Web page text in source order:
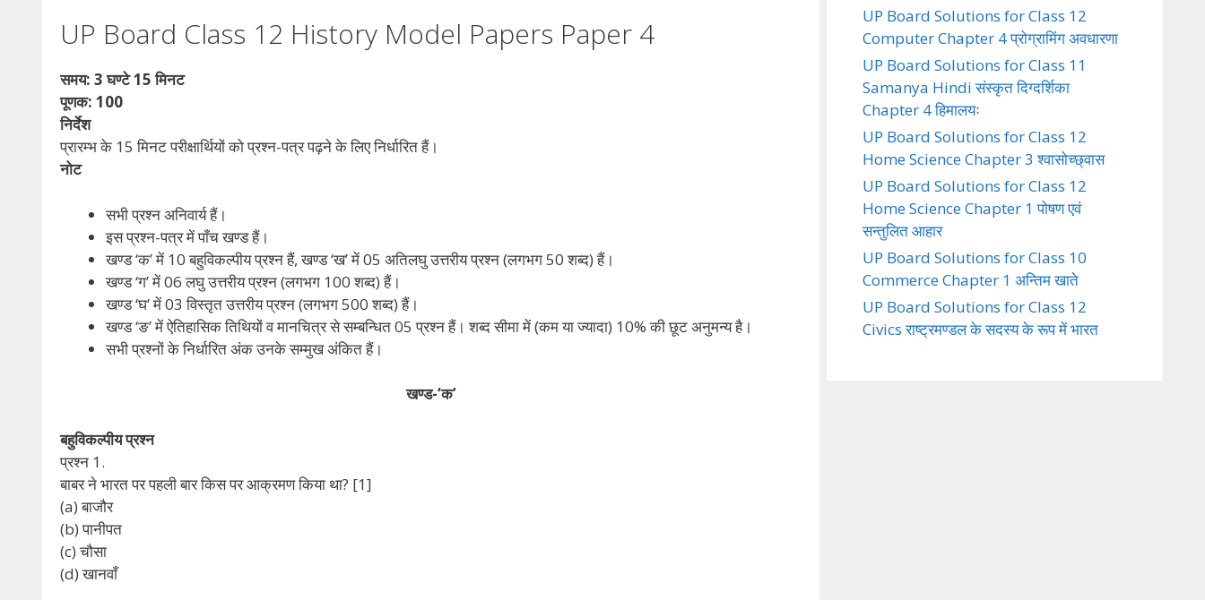
UP Board Class 12 History Model Papers Paper 4
समय: 3 घण्टे 15 मिनट
पूणक: 100
निर्देश
प्रारम्भ के 15 मिनट परीक्षार्थियों को प्रश्न-पत्र पढ़ने के लिए निर्धारित हैं।
नोट
सभी प्रश्न अनिवार्य हैं।
इस प्रश्न-पत्र में पाँच खण्ड हैं।
खण्ड ‘क’ में 10 बहुविकल्पीय प्रश्न हैं, खण्ड ‘ख’ में 05 अतिलघु उत्तरीय प्रश्न (लगभग 50 शब्द) हैं।
खण्ड ‘ग’ में 06 लघु उत्तरीय प्रश्न (लगभग 100 शब्द) हैं।
खण्ड ‘घ’ में 03 विस्तृत उत्तरीय प्रश्न (लगभग 500 शब्द) हैं।
खण्ड ‘ङ’ में ऐतिहासिक तिथियों व मानचित्र से सम्बन्धित 05 प्रश्न हैं। शब्द सीमा में (कम या ज्यादा) 10% की छूट अनुमन्य है।
सभी प्रश्नों के निर्धारित अंक उनके सम्मुख अंकित हैं।
खण्ड-‘क’
बहुविकल्पीय प्रश्न
प्रश्न 1.
बाबर ने भारत पर पहली बार किस पर आक्रमण किया था? [1]
(a) बाजौर
(b) पानीपत
(c) चौसा
(d) खानवाँ
UP Board Solutions for Class 12
Computer Chapter 4 प्रोग्रामिंग अवधारणा
UP Board Solutions for Class 11
Samanya Hindi संस्कृत दिग्दर्शिका
Chapter 4 हिमालयः
UP Board Solutions for Class 12
Home Science Chapter 3 श्वासोच्छ्वास
UP Board Solutions for Class 12
Home Science Chapter 1 पोषण एवं
सन्तुलित आहार
UP Board Solutions for Class 10
Commerce Chapter 1 अन्तिम खाते
UP Board Solutions for Class 12
Civics राष्ट्रमण्डल के सदस्य के रूप में भारत